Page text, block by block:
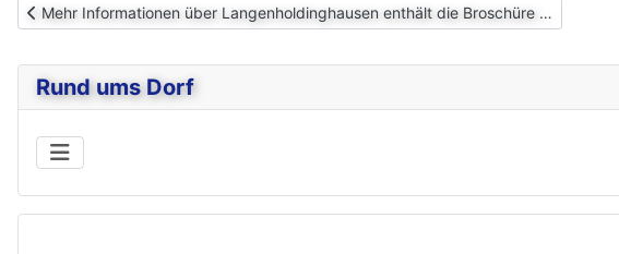
Rund ums Dorf
Vorheriger Beitrag: Mehr Informationen über Langenholdinghausen enthält die
Mehr Informationen über Langenholdinghausen enthält die Broschüre …